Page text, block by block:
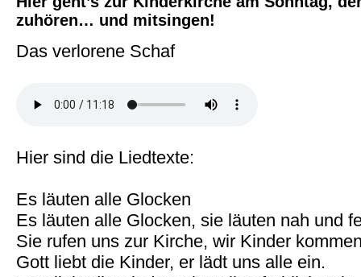
zuhören… und mitsingen!
Das verlorene Schaf
Hier sind die Liedtexte:
Es läuten alle Glocken
Es läuten alle Glocken, sie läuten nah und
Sie rufen uns zur Kirche, wir Kinder
Gott liebt die Kinder, er lädt uns alle ein.